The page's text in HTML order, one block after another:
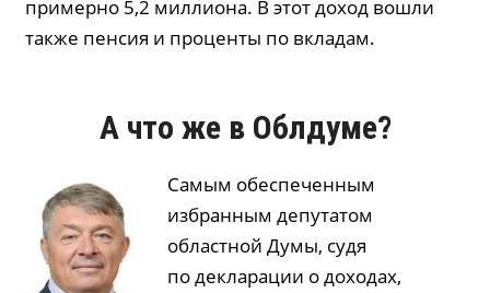
примерно 5,2 миллиона. В этот доход вошли
также пенсия и проценты по вкладам.
А что же в Облдуме?
Самым обеспеченным
избранным депутатом
областной Думы, судя
по декларации о доходах,